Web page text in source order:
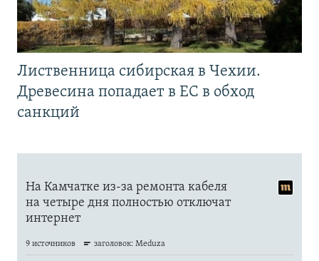
Лиственница сибирская в Чехии.
Древесина попадает в ЕС в обход
санкций